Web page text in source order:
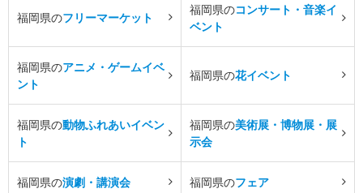
福岡県のフリーマーケット
福岡県のコンサート・音楽イ
ベント
福岡県のアニメ・ゲームイベ
ント
福岡県の花イベント
福岡県の動物ふれあいイベン
ト
福岡県の美術展・博物展・展
示会
福岡県の演劇・講演会 福岡県のフェア